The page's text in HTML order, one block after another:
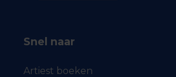
Snel naar
Artiest boeken